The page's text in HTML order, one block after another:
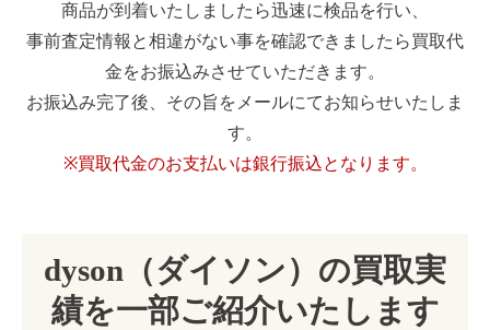
商品が到着いたしましたら迅速に検品を行い、
事前査定情報と相違がない事を確認できましたら買取代
金をお振込みさせていただきます。
お振込み完了後、その旨をメールにてお知らせいたしま
す。
※買取代金のお支払いは銀行振込となります。
dyson（ダイソン）の買取実
績を一部ご紹介いたします